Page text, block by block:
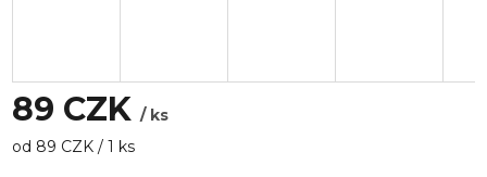
89 CZK/ ks
Měrná
od 89 CZK / 1 ks